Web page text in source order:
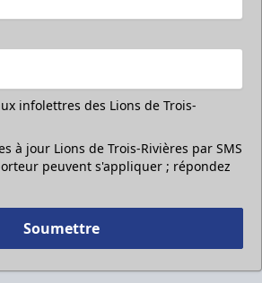
50 Employés
infolettres des Lions de Trois-
à jour Lions de Trois-Rivières par SMS
peuvent s'appliquer ; répondez
Soumettre